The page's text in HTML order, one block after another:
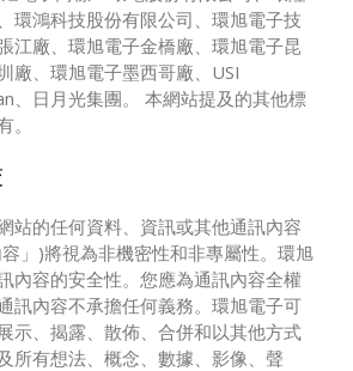
環鴻科技股份有限公司、環旭電子技
江廠、環旭電子金橋廠、環旭電子昆
廠、環旭電子墨西哥廠、USI
、日月光集團。 本網站提及的其他標
站的任何資料、資訊或其他通訊內容
」)將視為非機密性和非專屬性。環旭
內容的安全性。您應為通訊內容全權
訊內容不承擔任何義務。環旭電子可
示、揭露、散佈、合併和以其他方式
所有想法、概念、數據、影像、聲